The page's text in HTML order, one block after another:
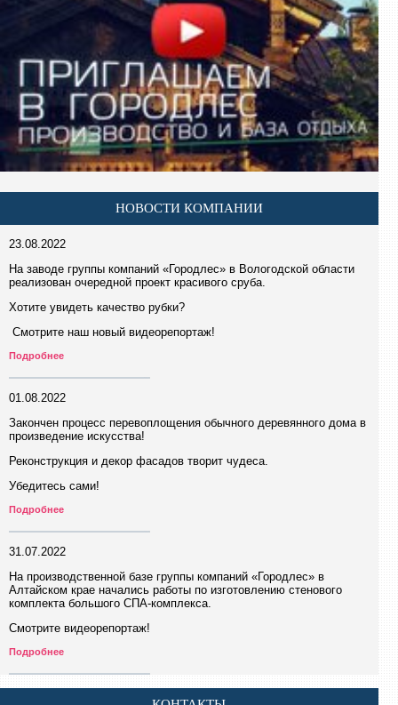
НОВОСТИ КОМПАНИИ
23.08.2022
На заводе группы компаний «Городлес» в Вологодской области
реализован очередной проект красивого сруба.
Хотите увидеть качество рубки?
Смотрите наш новый видеорепортаж!
Подробнее
01.08.2022
Закончен процесс перевоплощения обычного деревянного дома в
произведение искусства!
Реконструкция и декор фасадов творит чудеса.
Убедитесь сами!
Подробнее
31.07.2022
На производственной базе группы компаний «Городлес» в
Алтайском крае начались работы по изготовлению стенового
комплекта большого СПА-комплекса.
Смотрите видеорепортаж!
Подробнее